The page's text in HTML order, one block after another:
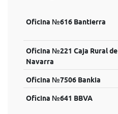
Oficina №616 Bantierra
Oficina №221 Caja Rural de
Navarra
Oficina №7506 Bankia
Oficina №641 BBVA